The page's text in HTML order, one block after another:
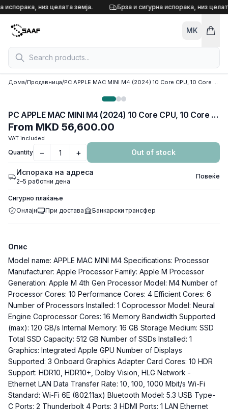
Skip to content
испорака, низ целата земја. Брза и сигурна испорака, низ
MK
Дома/Продавница/ PC APPLE MAC MINI M4 (2024) 10 Core CPU, 10 Core GPU, 16GB, 512GB, Wi-Fi 6E, Silver, 2x Type-c, HDMI, MU9E3D/A
PC APPLE MAC MINI M4 (2024) 10 Core CPU, 10 Core GPU, 16GB, 512GB, Wi-Fi 6E, Silver, 2x Type-c, HDMI, MU9E3D/A
From MKD 56,600.00
VAT included
Quantity − + Out of stock
Испорака на адреса
2–5 работни дена
Повеќе
Сигурно плаќање
Онлајн
При достава Банкарски трансфер
Опис
Model name: APPLE MAC MINI M4 Specifications: Processor
Manufacturer: Apple Processor Family: Apple M Processor
Generation: Apple M 4th Gen Processor Model: M4 Number of
Processor Cores: 10 Performance Cores: 4 Efficient Cores: 6
Number of Processors Installed: 1 Coprocessor Model: Neural
Engine Coprocessor Cores: 16 Memory Bandwidth Supported
(max): 120 GB/s Internal Memory: 16 GB Storage Medium: SSD
Total SSD Capacity: 512 GB Number of SSDs Installed: 1
Graphics: Integrated Apple GPU Number of Displays
Supported: 3 Onboard Graphics Adapter Card Cores: 10 HDR
Support: HDR10, HDR10+, Dolby Vision, HLG Network -
Ethernet LAN Data Transfer Rate: 10, 100, 1000 Mbit/s Wi-Fi
Standard: Wi-Fi 6E (802.11ax) Bluetooth Model: 5.3 USB Type-
C Ports: 2 Thunderbolt 4 Ports: 3 HDMI Ports: 1 LAN Ethernet